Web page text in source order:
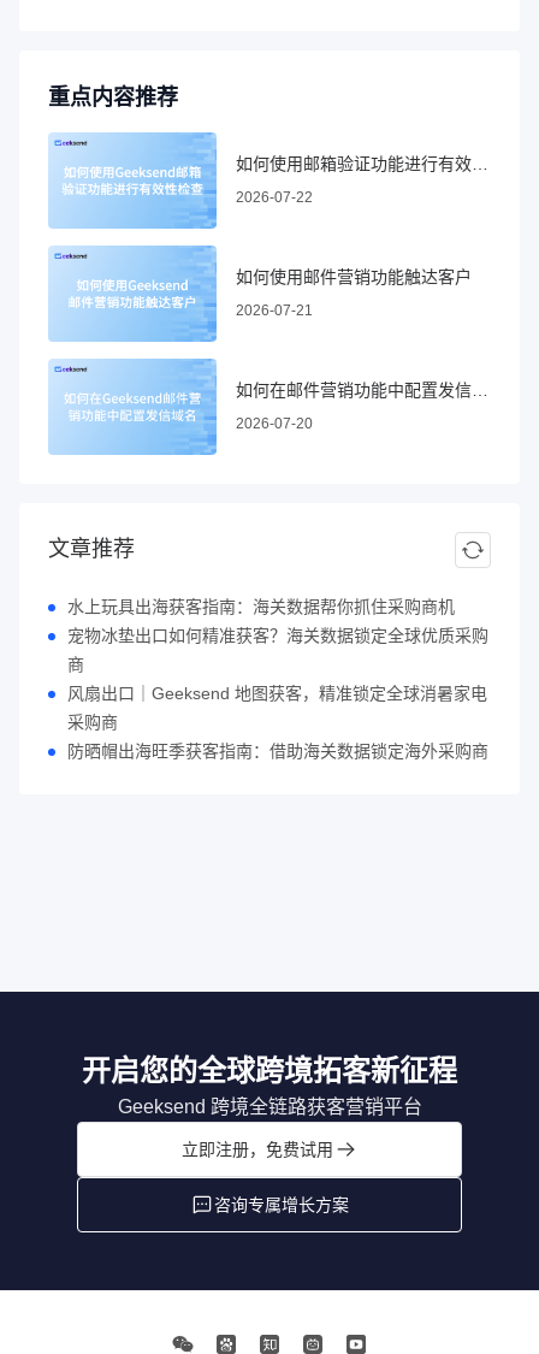
重点内容推荐
2026-07-22
如何使用邮件营销功能触达客户
2026-07-21
2026-07-20
文章推荐
水上玩具出海获客指南：海关数据帮你抓住采购商机
宠物冰垫出口如何精准获客？海关数据锁定全球优质采购
商
风扇出口｜Geeksend 地图获客，精准锁定全球消暑家电
采购商
防晒帽出海旺季获客指南：借助海关数据锁定海外采购商
开启您的全球跨境拓客新征程
Geeksend 跨境全链路获客营销平台
立即注册，免费试用
咨询专属增长方案